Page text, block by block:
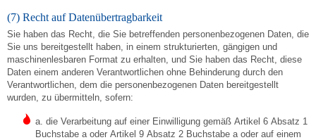
(7) Recht auf Datenübertragbarkeit
Sie haben das Recht, die Sie betreffenden personenbezogenen Daten, die
Sie uns bereitgestellt haben, in einem strukturierten, gängigen und
maschinenlesbaren Format zu erhalten, und Sie haben das Recht, diese
Daten einem anderen Verantwortlichen ohne Behinderung durch den
Verantwortlichen, dem die personenbezogenen Daten bereitgestellt
wurden, zu übermitteln, sofern:
a. die Verarbeitung auf einer Einwilligung gemäß Artikel 6 Absatz 1
Buchstabe a oder Artikel 9 Absatz 2 Buchstabe a oder auf einem